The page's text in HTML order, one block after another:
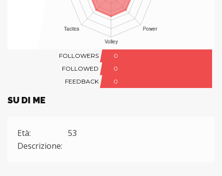
FOLLOWERS
0
FOLLOWED
0
FEEDBACK
0
SU DI ME
Età:
53
Descrizione: